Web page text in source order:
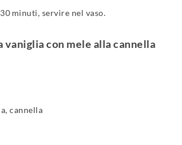
minuti, servire nel vaso.
vaniglia con mele alla cannella
cannella